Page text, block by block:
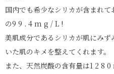
国内でも希少なシリカが含まれ
の9 9 . 4 m g / L !
美肌成分であるシリカが肌にみ
いた肌のキメを整えてくれます。
また、天然炭酸の含有量は1 2 8